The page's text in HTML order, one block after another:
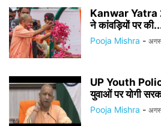
Kanwar Yatra
ने कांवड़ियों पर
Pooja Mishra -
UP Youth
युवाओं पर योगी
Pooja Mishra -